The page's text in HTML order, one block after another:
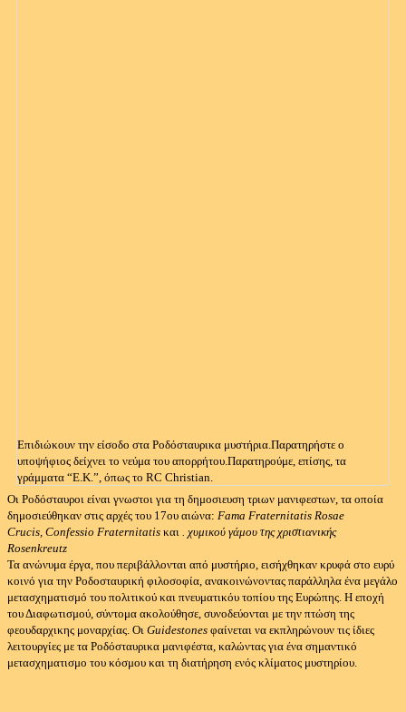
Επιδιώκουν την είσοδο στα Ροδόσταυρικα μυστήρια.Παρατηρήστε ο
υποψήφιος δείχνει το νεύμα του απορρήτου.Παρατηρούμε, επίσης, τα
γράμματα “Ε.Κ.”, όπως το RC Christian.
Οι Ροδόσταυροι είναι γνωστοι για τη δημοσιευση τριων μανιφεστων, τα οποία
δημοσιεύθηκαν στις αρχές του 17ου αιώνα: Fama Fraternitatis Rosae
Crucis, Confessio Fraternitatis και . χυμικού γάμου της χριστιανικής
Rosenkreutz
Τα ανώνυμα έργα, που περιβάλλονται από μυστήριο, εισήχθηκαν κρυφά στο ευρύ
κοινό για την Ροδοσταυρική φιλοσοφία, ανακοινώνοντας παράλληλα ένα μεγάλο
μετασχηματισμό του πολιτικού και πνευματικόυ τοπίου της Ευρώπης. Η εποχή
του Διαφωτισμού, σύντομα ακολούθησε, συνοδεύονται με την πτώση της
φεουδαρχικης μοναρχίας. Οι Guidestones φαίνεται να εκπληρώνουν τις ίδιες
λειτουργίες με τα Ροδόσταυρικα μανιφέστα, καλώντας για ένα σημαντικό
μετασχηματισμο του κόσμου και τη διατήρηση ενός κλίματος μυστηρίου.